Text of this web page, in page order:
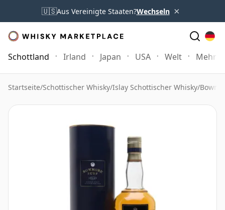
🇺🇸Aus Vereinigte Staaten?Wechseln ×
Schottland Irland Japan USA Welt Mehr
Startseite/Schottischer Whisky/Islay Schottischer Whisky/